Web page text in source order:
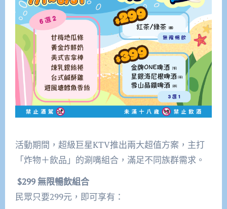
活動期間，超級巨星KTV推出兩大超值方案，主打
「炸物＋飲品」的涮嘴組合，滿足不同族群需求。
$299 無限暢飲組合
民眾只要299元，即可享有：